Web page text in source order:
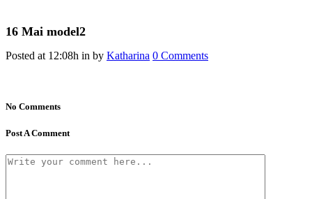
16 Mai model2
Posted at 12:08h in by Katharina 0 Comments
No Comments
Post A Comment